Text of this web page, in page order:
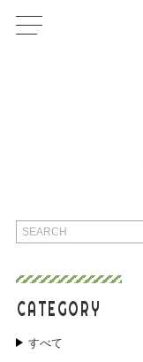
CATEGORY
すべて